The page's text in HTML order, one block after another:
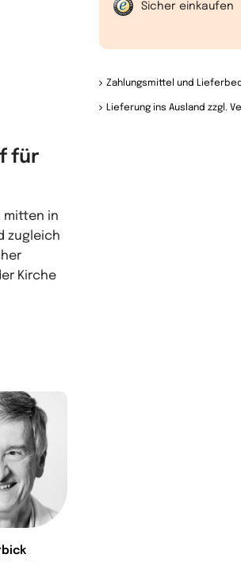
Sicher einkaufen
Zahlungsmittel und
Lieferung ins Ausland zzgl.
für
mitten in
zugleich
Kirche